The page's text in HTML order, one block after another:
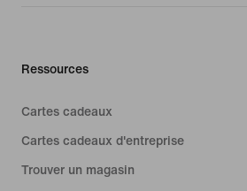
Ressources
Cartes cadeaux
Cartes cadeaux d'entreprise
Trouver un magasin